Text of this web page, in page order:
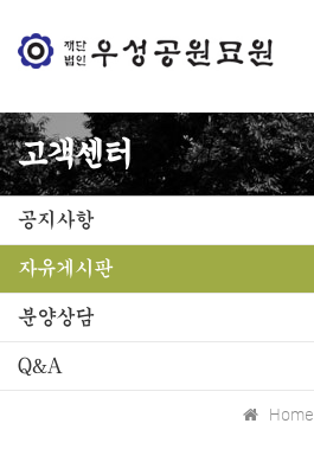
고객센터
공지사항
자유게시판
분양상담
Q&A
Home